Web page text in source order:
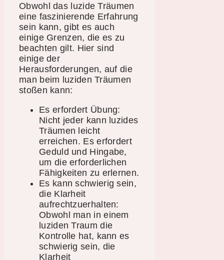
Obwohl das luzide Träumen
eine faszinierende Erfahrung
sein kann, gibt es auch
einige Grenzen, die es zu
beachten gilt. Hier sind
einige der
Herausforderungen, auf die
man beim luziden Träumen
stoßen kann:
Es erfordert Übung:
Nicht jeder kann luzides
Träumen leicht
erreichen. Es erfordert
Geduld und Hingabe,
um die erforderlichen
Fähigkeiten zu erlernen.
Es kann schwierig sein,
die Klarheit
aufrechtzuerhalten:
Obwohl man in einem
luziden Traum die
Kontrolle hat, kann es
schwierig sein, die
Klarheit